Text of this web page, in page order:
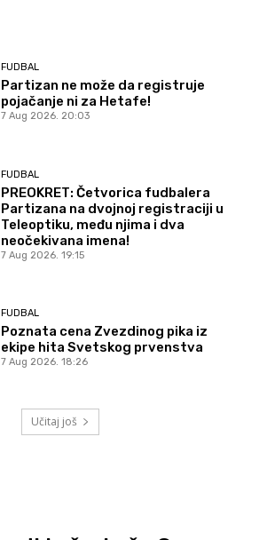
FUDBAL
Partizan ne može da registruje
pojačanje ni za Hetafe!
7 Aug 2026. 20:03
FUDBAL
PREOKRET: Četvorica fudbalera
Partizana na dvojnoj registraciji u
Teleoptiku, među njima i dva
neočekivana imena!
7 Aug 2026. 19:15
FUDBAL
Poznata cena Zvezdinog pika iz
ekipe hita Svetskog prvenstva
7 Aug 2026. 18:26
Učitaj još